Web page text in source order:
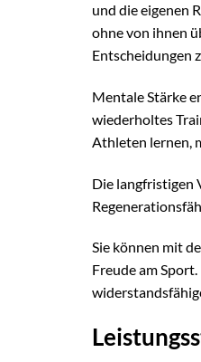
und die eigenen
ohne von ihnen
Entscheidungen
Mentale Stärke
wiederholtes
Athleten lernen,
Die langfristigen
Sie können mit
Freude am